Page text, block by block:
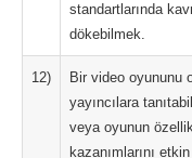
standartlarında
dökebilmek.
12)
Bir video oyununu
yayıncılara
veya oyunun
kazanımlarını